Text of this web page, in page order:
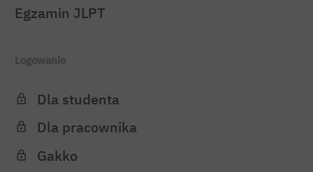
Egzamin JLPT
Logowanie
Dla studenta
Dla pracownika
Gakko